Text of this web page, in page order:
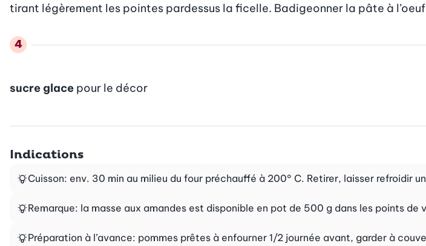
tirant légèrement les pointes pardessus la ficelle. Badigeonner la pâte à
sucre glace pour le décor
Indications
Cuisson: env. 30 min au milieu du four préchauffé à 200° C. Retirer, laisser refroidir
Remarque: la masse aux amandes est disponible en pot de 500 g dans les points
Préparation à l’avance: pommes prêtes à enfourner 1/2 journée avant, garder à